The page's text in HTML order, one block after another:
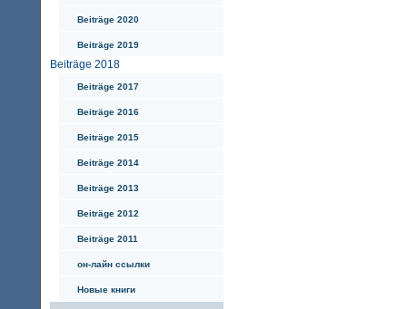
Beiträge 2020
Beiträge 2019
Beiträge 2018
Beiträge 2017
Beiträge 2016
Beiträge 2015
Beiträge 2014
Beiträge 2013
Beiträge 2012
Beiträge 2011
он-лайн ссылки
Hовые книги